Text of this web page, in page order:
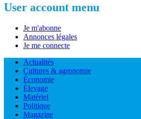
User account menu
Je m'abonne
Annonces légales
Je me connecte
Actualités
Cultures & agronomie
Économie
Élevage
Matériel
Politique
Magazine